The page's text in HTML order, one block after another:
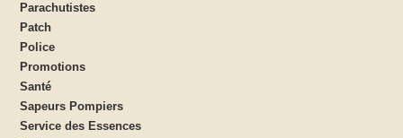
Parachutistes
Patch
Police
Promotions
Santé
Sapeurs Pompiers
Service des Essences